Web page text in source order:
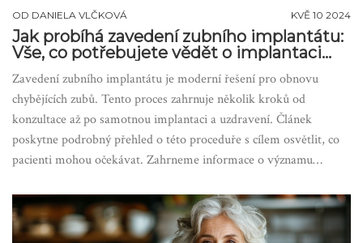
OD DANIELA VLČKOVÁ KVĚ 10 2024
Jak probíhá zavedení zubního implantátu:
Vše, co potřebujete vědět o implantaci
Zavedení zubního implantátu je moderní řešení pro obnovu
chybějících zubů. Tento proces zahrnuje několik kroků od
konzultace až po samotnou implantaci a uzdravení. Článek
poskytne podrobný přehled o této proceduře s cílem osvětlit, co
pacienti mohou očekávat. Zahrneme informace o významu
úspěšnost a komfort této léčby.